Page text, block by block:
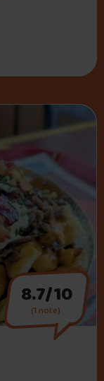
8.7/10
(1 note)